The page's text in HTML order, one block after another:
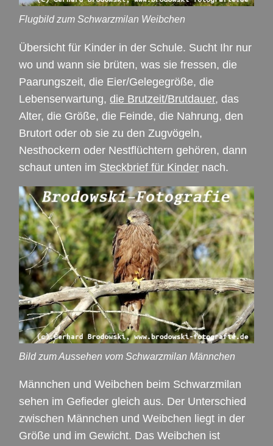
Flugbild zum Schwarzmilan Weibchen
Übersicht für Kinder in der Schule. Sucht Ihr nur
wo und wann sie brüten, was sie fressen, die
Paarungszeit, die Eier/Gelegegröße, die
Lebenserwartung,die Brutzeit/Brutdauer, das
Alter, die Größe, die Feinde, die Nahrung, den
Brutort oder ob sie zu den Zugvögeln,
Nesthockern oder Nestflüchtern gehören, dann
schaut unten im Steckbrief für Kinder nach.
Bild zum Aussehen vom Schwarzmilan Männchen
Männchen und Weibchen beim Schwarzmilan
sehen im Gefieder gleich aus. Der Unterschied
zwischen Männchen und Weibchen liegt in der
Größe und im Gewicht. Das Weibchen ist